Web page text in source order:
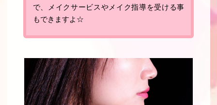
で、メイクサービスやメイク指導を受ける事
もできますよ☆